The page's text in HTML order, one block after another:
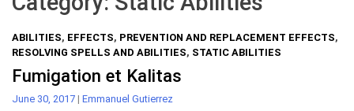
ABILITIES, EFFECTS, PREVENTION AND REPLACEMENT EFFECTS,
RESOLVING SPELLS AND ABILITIES, STATIC ABILITIES
Fumigation et Kalitas
June 30, 2017 | Emmanuel Gutierrez